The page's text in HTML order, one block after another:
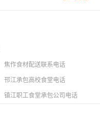
焦作食材配送联系电话
邗江承包高校食堂电话
镇江职工食堂承包公司电话